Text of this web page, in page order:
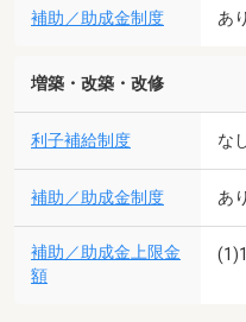
補助／助成金制度 あり
増築・改築・改修
利子補給制度 な
補助／助成金制度 あり
補助／助成金上限金
額